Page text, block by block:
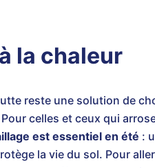
la chaleur
reste une solution de
celles et ceux qui
est essentiel en été :
la vie du sol. Pour